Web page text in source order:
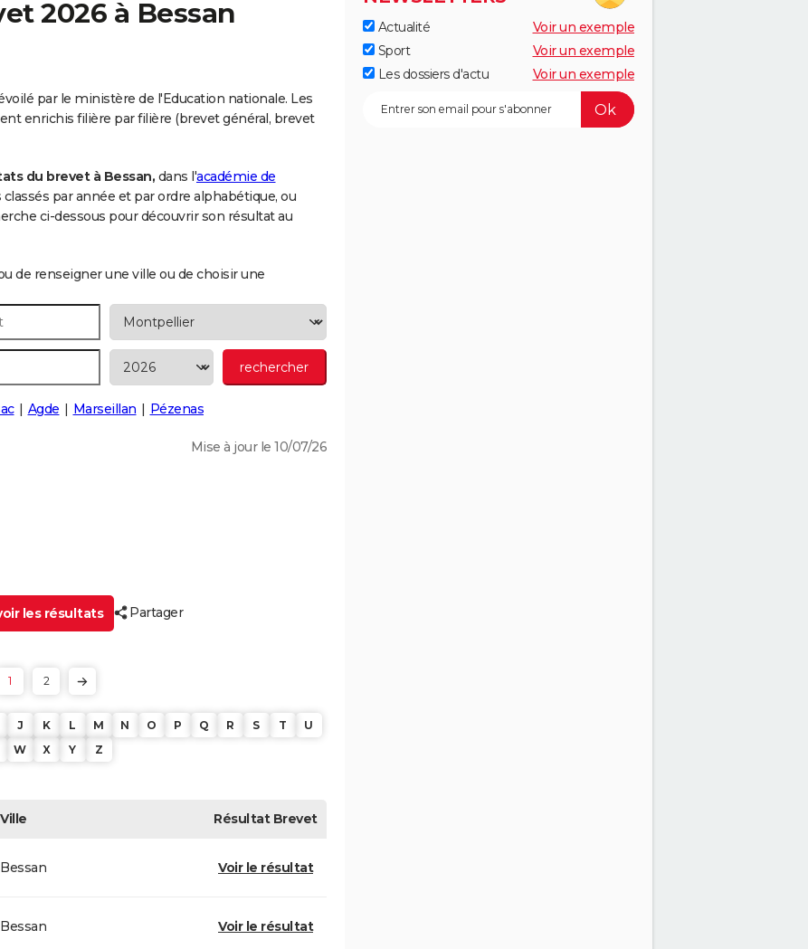
2026 à Bessan
par le ministère de l'Education nationale. Les
enrichis filière par filière (brevet général, brevet
du brevet à Bessan, dans l'académie de
classés par année et par ordre alphabétique, ou
ci-dessous pour découvrir son résultat au
de renseigner une ville ou de choisir une
Agde Marseillan Pézenas
Mise à jour le 10/07/26
les résultats Partager
1 2
J K L M N O P Q R S T
U
W X Y Z
Ville RésultatBrevet
Bessan Voir le résultat
Bessan Voir le résultat
Actualité
Voir un exemple
Sport
Voir un exemple
Les dossiers d'actu
Voir un exemple